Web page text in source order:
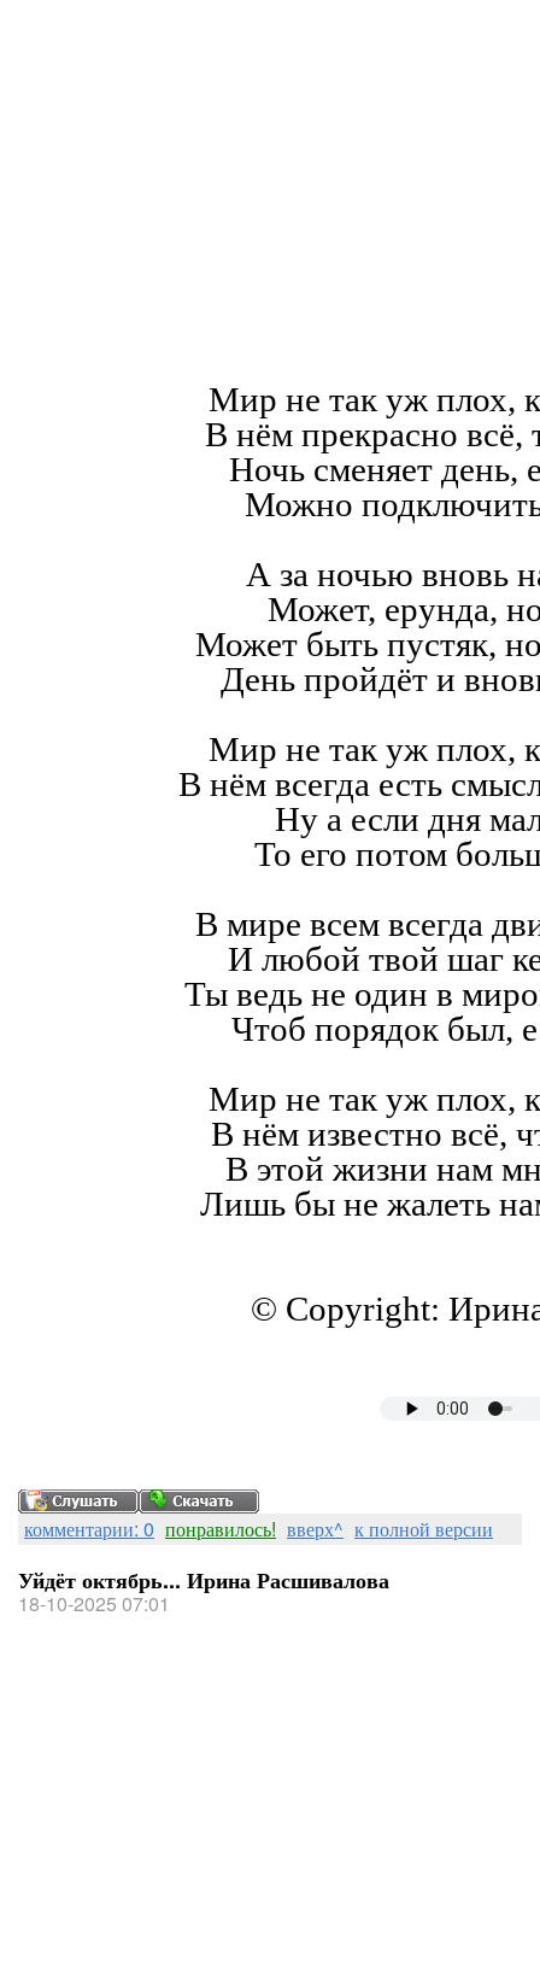
Мир не так уж плох,
В нём прекрасно всё,
Ночь сменяет день,
Можно
А за ночью вновь
Может, ерунда,
Может быть пустяк,
День пройдёт и
Мир не так уж плох,
В нём всегда есть
Ну а если дня
То его потом
В мире всем всегда
И любой твой шаг
Ты ведь не один в
Чтоб порядок был,
Мир не так уж плох,
В нём известно всё,
В этой жизни нам
Лишь бы не жалеть
© Copyright:
комментарии: 0 понравилось! вверх^ к полной версии
Уйдёт октябрь... Ирина Расшивалова
18-10-2025 07:01